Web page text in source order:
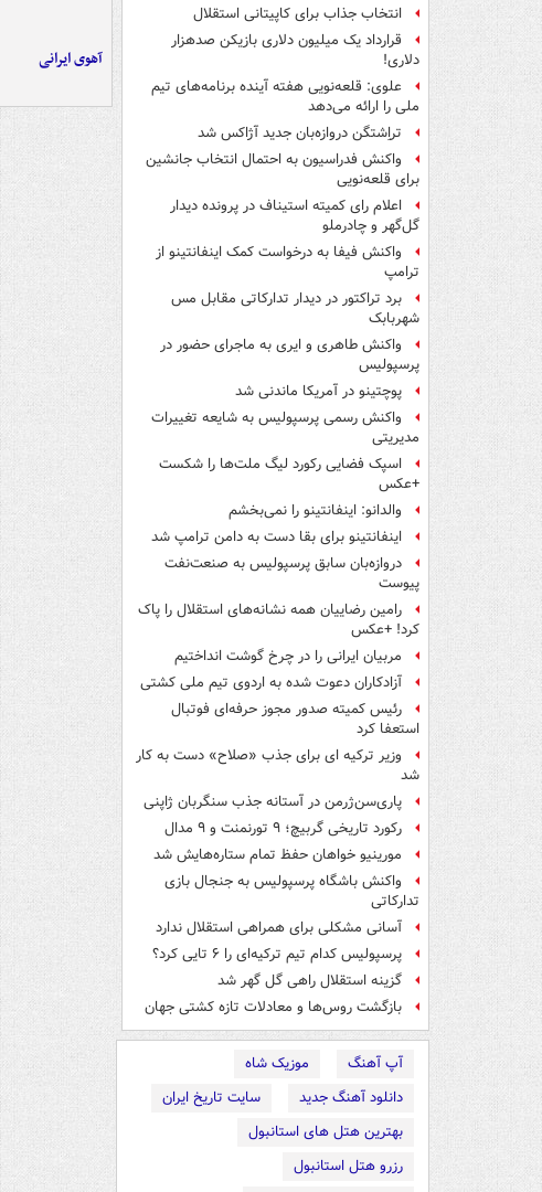
انتخاب جذاب برای کاپیتانی استقلال
قرارداد یک میلیون دلاری بازیکن صدهزار
دلاری!
علوی: قلعه‌نویی هفته آینده برنامه‌های تیم
ملی را ارائه می‌دهد
تراِشتگن دروازه‌بان جدید آژاکس شد
واکنش فدراسیون به احتمال انتخاب جانشین
برای قلعه‌نویی
اعلام رای کمیته استیناف در پرونده دیدار
گل‌گهر و چادرملو
واکنش فیفا به درخواست کمک اینفانتینو از
ترامپ
برد تراکتور در دیدار تدارکاتی مقابل مس
شهربابک
واکنش طاهری و ایری به ماجرای حضور در
پرسپولیس
پوچتینو در آمریکا ماندنی شد
واکنش رسمی پرسپولیس به شایعه تغییرات
مدیریتی
اسپک فضایی رکورد لیگ ملت‌ها را شکست
+عکس
والدانو: اینفانتینو را نمی‌بخشم
اینفانتینو برای بقا دست به دامن ترامپ شد
دروازه‌بان سابق پرسپولیس به صنعت‌نفت
پیوست
رامین رضاییان همه نشانه‌های استقلال را پاک
کرد! +عکس
مربیان ایرانی را در چرخ گوشت انداختیم
آزادکاران دعوت شده به اردوی تیم ملی کشتی
رئیس کمیته صدور مجوز حرفه‌ای فوتبال
استعفا کرد
وزیر ترکیه ای برای جذب «صلاح» دست به کار
شد
پاری‌سن‌ژرمن در آستانه جذب سنگربان ژاپنی
رکورد تاریخی گربیچ؛ ۹ تورنمنت و ۹ مدال
مورینیو خواهان حفظ تمام ستاره‌هایش شد
واکنش باشگاه پرسپولیس به جنجال بازی
تدارکاتی
آسانی مشکلی برای همراهی استقلال ندارد
پرسپولیس کدام تیم ترکیه‌ای را ۶ تایی کرد؟
گزینه استقلال راهی گل گهر شد
بازگشت روس‌ها و معادلات تازه کشتی جهان
آپ آهنگ
موزیک شاه
دانلود آهنگ جدید
سایت تاریخ ایران
بهترین هتل های استانبول
رزرو هتل استانبول
آهوی ایرانی